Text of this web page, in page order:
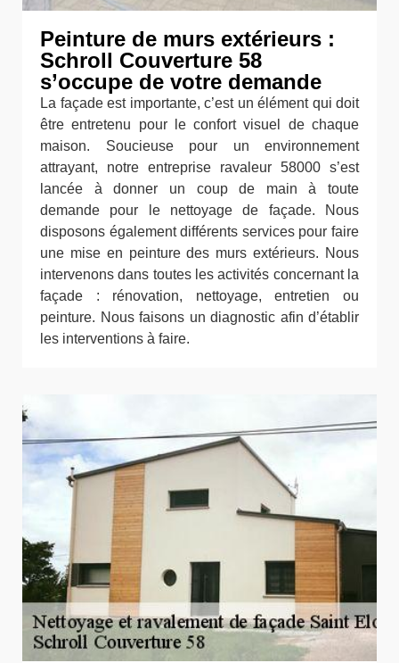
Peinture de murs extérieurs :
Schroll Couverture 58
s’occupe de votre demande
La façade est importante, c’est un élément qui doit
être entretenu pour le confort visuel de chaque
maison. Soucieuse pour un environnement
attrayant, notre entreprise ravaleur 58000 s’est
lancée à donner un coup de main à toute
demande pour le nettoyage de façade. Nous
disposons également différents services pour faire
une mise en peinture des murs extérieurs. Nous
intervenons dans toutes les activités concernant la
façade : rénovation, nettoyage, entretien ou
peinture. Nous faisons un diagnostic afin d’établir
les interventions à faire.